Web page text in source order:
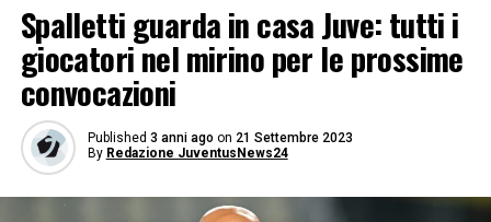
Spalletti guarda in casa Juve: tutti i
giocatori nel mirino per le prossime
convocazioni
Published 3 anni ago on 21 Settembre 2023
By Redazione JuventusNews24